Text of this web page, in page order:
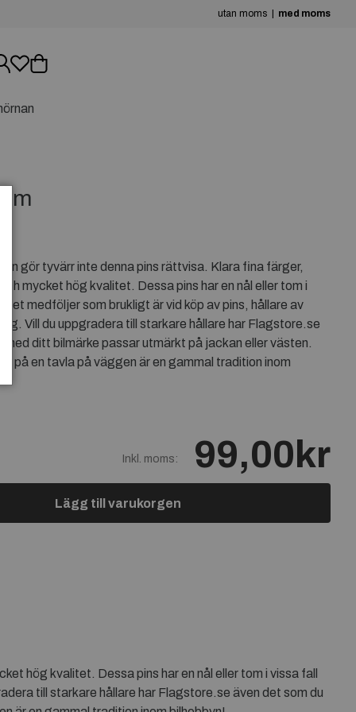
utan moms med moms
gör tyvärr inte denna pins rättvisa. Klara fina färger,
mycket hög kvalitet. Dessa pins har en nål eller tom i
medföljer som brukligt är vid köp av pins, hållare av
Vill du uppgradera till starkare hållare har Flagstore.se
med ditt bilmärke passar utmärkt på jackan eller västen.
på en tavla på väggen är en gammal tradition inom
Inkl. moms: 99,00kr
Lägg till varukorgen
hög kvalitet. Dessa pins har en nål eller tom i vissa fall
till starkare hållare har Flagstore.se även det som du